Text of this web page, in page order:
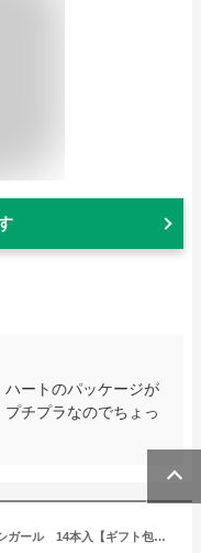
ハートのパッケージが
チプラなのでちょっ
【5月中ポイント2倍】ヨックモック シガール 14本入【ギフト包装・のし紙無料！】【YOKU MOKU/洋菓子ギフト】【YCG-B】[食品][7822-1]